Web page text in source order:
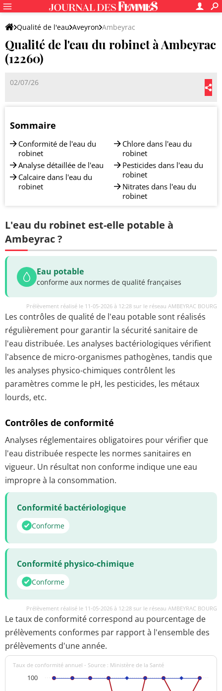
Qualité de l'eau Aveyron Ambeyrac
Qualité de l'eau du robinet à Ambeyrac
(12260)
02/07/26
Sommaire
Conformité de l'eau du
robinet
Analyse détaillée de l'eau
Calcaire dans l'eau du
robinet
Chlore dans l'eau du
robinet
Pesticides dans l'eau du
robinet
Nitrates dans l'eau du
robinet
L'eau du robinet est-elle potable à
Ambeyrac ?
Eau potable
conforme aux normes de qualité françaises
Prélèvement réalisé le 11-05-2026 à 12:28 sur le réseau AMBEYRAC BOURG
Les contrôles de qualité de l'eau potable sont réalisés
régulièrement pour garantir la sécurité sanitaire de
l'eau distribuée. Les analyses bactériologiques vérifient
l'absence de micro-organismes pathogènes, tandis que
les analyses physico-chimiques contrôlent les
paramètres comme le pH, les pesticides, les métaux
lourds, etc.
Contrôles de conformité
Analyses réglementaires obligatoires pour vérifier que
l'eau distribuée respecte les normes sanitaires en
vigueur. Un résultat non conforme indique une eau
impropre à la consommation.
Conformité bactériologique
Conforme
Conformité physico-chimique
Conforme
Prélèvement réalisé le 11-05-2026 à 12:28 sur le réseau AMBEYRAC BOURG
Le taux de conformité correspond au pourcentage de
prélèvements conformes par rapport à l'ensemble des
prélèvements d'une année.
Taux de conformité annuel - Source : Ministère de la Santé
100